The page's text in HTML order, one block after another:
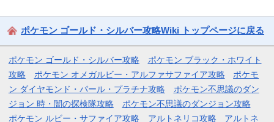
ポケモン ゴールド・シルバー攻略Wiki トップページに戻る
ポケモン ゴールド・シルバー攻略
ポケモン ブラック・ホワイト
攻略
ポケモン オメガルビー・アルファサファイア攻略
ポケモ
ン ダイヤモンド・パール・プラチナ攻略
ポケモン不思議のダン
ジョン 時・闇の探検隊攻略
ポケモン不思議のダンジョン攻略
ポケモン ルビー・サファイア攻略
アルトネリコ攻略 アルトネ